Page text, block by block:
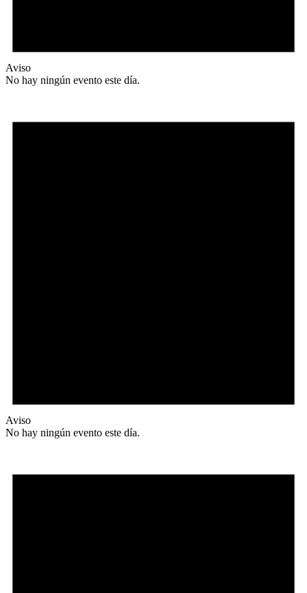
Aviso
No hay ningún evento este día.
Aviso
No hay ningún evento este día.